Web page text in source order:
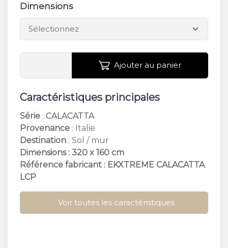
Dimensions
Ajouter au panier
Caractéristiques principales
Série : CALACATTA
Provenance : Italie
Destination : Sol / mur
Dimensions : 320 x 160 cm
Référence fabricant : EKXTREME CALACATTA
LCP
Voir toutes les caractéristiques